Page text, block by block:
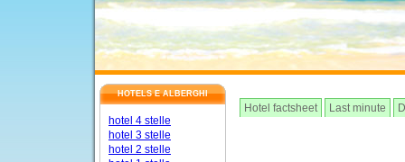
HOTELS E ALBERGHI
hotel 4 stelle
hotel 3 stelle
hotel 2 stelle
Hotel factsheet Last minute